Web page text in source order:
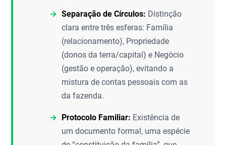
Separação de Círculos: Distinção
clara entre três esferas: Família
(relacionamento), Propriedade
(donos da terra/capital) e Negócio
(gestão e operação), evitando a
mistura de contas pessoais com as
da fazenda.
Protocolo Familiar: Existência de
um documento formal, uma espécie